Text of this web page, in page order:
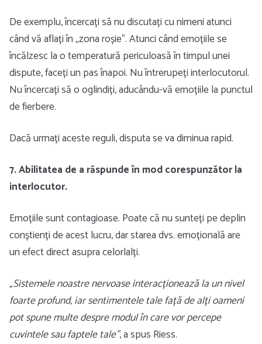
De exemplu, încercați să nu discutați cu nimeni atunci
când vă aflați în „zona roșie”. Atunci când emoțiile se
încălzesc la o temperatură periculoasă în timpul unei
dispute, faceți un pas înapoi. Nu întrerupeți interlocutorul.
Nu încercați să o oglindiți, aducându-vă emoțiile la punctul
de fierbere.
Dacă urmați aceste reguli, disputa se va diminua rapid.
7. Abilitatea de a răspunde în mod corespunzător la
interlocutor.
Emoțiile sunt contagioase. Poate că nu sunteți pe deplin
conștienți de acest lucru, dar starea dvs. emoțională are
un efect direct asupra celorlalți.
„Sistemele noastre nervoase interacționează la un nivel
foarte profund, iar sentimentele tale față de alți oameni
pot spune multe despre modul în care vor percepe
cuvintele sau faptele tale”, a spus Riess.